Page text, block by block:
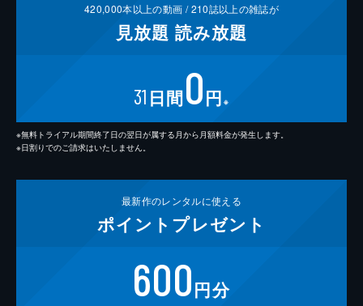
420,000本以上の動画 /210誌以上の雑誌が
見放題 読み放題
31 日間0円 ※
※無料トライアル期間終了日の翌日が属する月から月額料金が発生します。
※日割りでのご請求はいたしません。
最新作のレンタルに使える
ポイント プレゼント
600円分